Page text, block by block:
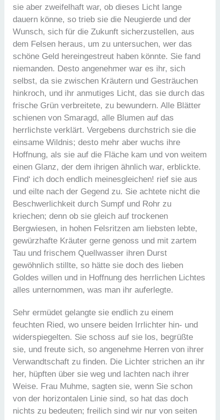
sie aber zweifelhaft war, ob dieses Licht lange
dauern könne, so trieb sie die Neugierde und der
Wunsch, sich für die Zukunft sicherzustellen, aus
dem Felsen heraus, um zu untersuchen, wer das
schöne Geld hereingestreut haben könnte. Sie fand
niemanden. Desto angenehmer war es ihr, sich
selbst, da sie zwischen Kräutern und Gesträuchen
hinkroch, und ihr anmutiges Licht, das sie durch das
frische Grün verbreitete, zu bewundern. Alle Blätter
schienen von Smaragd, alle Blumen auf das
herrlichste verklärt. Vergebens durchstrich sie die
einsame Wildnis; desto mehr aber wuchs ihre
Hoffnung, als sie auf die Fläche kam und von weitem
einen Glanz, der dem ihrigen ähnlich war, erblickte.
Find‘ ich doch endlich meinesgleichen! rief sie aus
und eilte nach der Gegend zu. Sie achtete nicht die
Beschwerlichkeit durch Sumpf und Rohr zu
kriechen; denn ob sie gleich auf trockenen
Bergwiesen, in hohen Felsritzen am liebsten lebte,
gewürzhafte Kräuter gerne genoss und mit zartem
Tau und frischem Quellwasser ihren Durst
gewöhnlich stillte, so hätte sie doch des lieben
Goldes willen und in Hoffnung des herrlichen Lichtes
alles unternommen, was man ihr auferlegte.
Sehr ermüdet gelangte sie endlich zu einem
feuchten Ried, wo unsere beiden Irrlichter hin- und
widerspiegelten. Sie schoss auf sie los, begrüßte
sie, und freute sich, so angenehme Herren von ihrer
Verwandtschaft zu finden. Die Lichter strichen an ihr
her, hüpften über sie weg und lachten nach ihrer
Weise. Frau Muhme, sagten sie, wenn Sie schon
von der horizontalen Linie sind, so hat das doch
nichts zu bedeuten; freilich sind wir nur von seiten